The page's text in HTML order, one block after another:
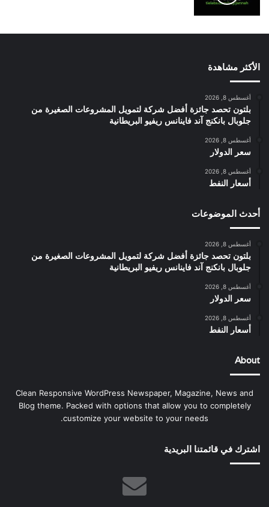
الأكثر مشاهدة
أغسطس 8, 2026
بلتون تحصد جائزة أفضل شركة لتمويل المشروعات الصغيرة من
جلوبال بانكنج آند فاينانس ريفيو البريطانية
أغسطس 8, 2026
سعر الدولار
أغسطس 8, 2026
أسعار النفط
أحدث الموضوعات
أغسطس 8, 2026
بلتون تحصد جائزة أفضل شركة لتمويل المشروعات الصغيرة من
جلوبال بانكنج آند فاينانس ريفيو البريطانية
أغسطس 8, 2026
سعر الدولار
أغسطس 8, 2026
أسعار النفط
About
Clean Responsive WordPress Newspaper, Magazine, News and
Blog theme. Packed with options that allow you to completely
customize your website to your needs.
اشترك في قائمتنا البريدية